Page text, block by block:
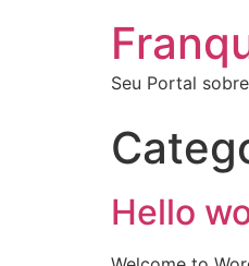
Seu Portal
Hello